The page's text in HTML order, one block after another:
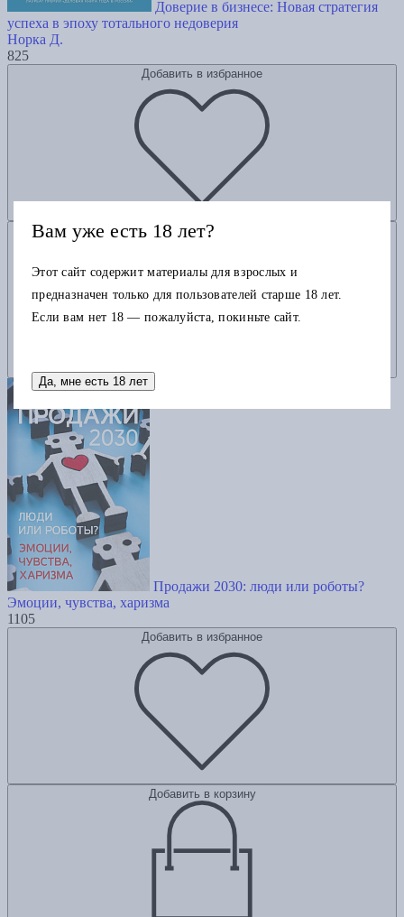
Доверие в бизнесе: Новая стратегия
успеха в эпоху тотального недоверия
Норка Д.
825
Добавить в избранное
Добавить в корзину
Продажи 2030: люди или роботы?
Эмоции, чувства, харизма
1105
Добавить в избранное
Добавить в корзину
Вам уже есть 18 лет?
Этот сайт содержит материалы для взрослых и
предназначен только для пользователей старше 18 лет.
Если вам нет 18 — пожалуйста, покиньте сайт.
Да, мне есть 18 лет